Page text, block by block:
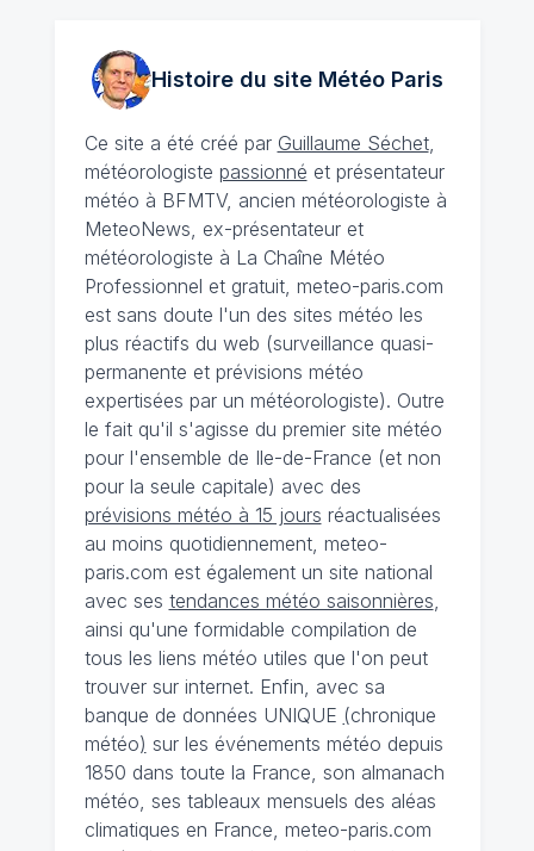
Histoire du site MétéoParis
Ce site a été créé par Guillaume Séchet,
météorologiste passionné et présentateur
météo à BFMTV, ancien météorologiste à
MeteoNews, ex-présentateur et
météorologiste à La Chaîne Météo
Professionnel et gratuit, meteo-paris.com
est sans doute l'un des sites météo les
plus réactifs du web (surveillance quasi-
permanente et prévisions météo
expertisées par un météorologiste). Outre
le fait qu'il s'agisse du premier site météo
pour l'ensemble de Ile-de-France (et non
pour la seule capitale) avec des
prévisions météo à 15 jours réactualisées
au moins quotidiennement, meteo-
paris.com est également un site national
avec ses tendances météo saisonnières,
ainsi qu'une formidable compilation de
tous les liens météo utiles que l'on peut
trouver sur internet. Enfin, avec sa
banque de données UNIQUE (chronique
météo) sur les événements météo depuis
1850 dans toute la France, son almanach
météo, ses tableaux mensuels des aléas
climatiques en France, meteo-paris.com